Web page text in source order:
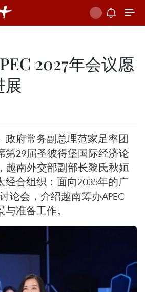
2027年会议愿
展
政府常务副总理范家足率团
第29届圣彼得堡国际经济论
越南外交部副部长黎氏秋姮
经合组织：面向2035年的广
论会，介绍越南筹办APEC
准备工作。